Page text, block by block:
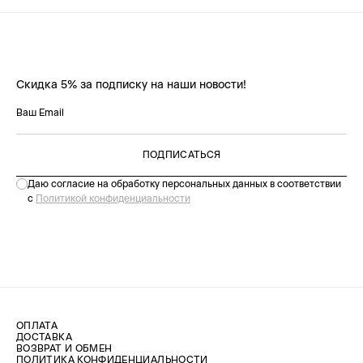
Скидка 5% за подписку на наши новости!
ПОДПИСАТЬСЯ
Даю согласие на обработку персональных данных в соответствии
с Политикой конфиденциальности
ОПЛАТА
ДОСТАВКА
ВОЗВРАТ И ОБМЕН
ПОЛИТИКА КОНФИДЕНЦИАЛЬНОСТИ